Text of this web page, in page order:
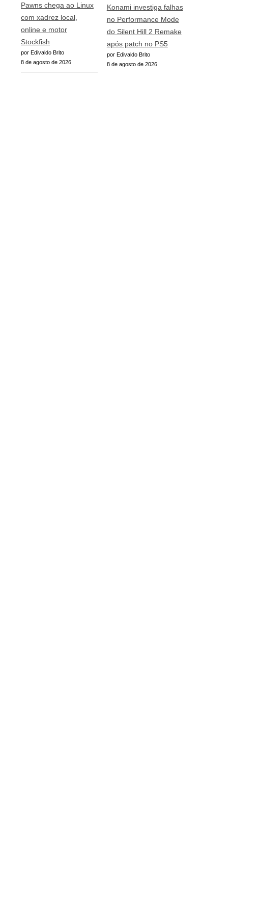
Pawns chega ao Linux
com xadrez local,
online e motor
Stockfish
por Edivaldo Brito
8 de agosto de 2026
Konami investiga falhas
no Performance Mode
do Silent Hill 2 Remake
após patch no PS5
por Edivaldo Brito
8 de agosto de 2026